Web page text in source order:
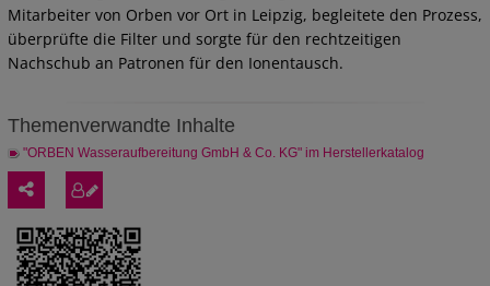
Mitarbeiter von Orben vor Ort in Leipzig, begleitete den Prozess,
überprüfte die Filter und sorgte für den rechtzeitigen
Nachschub an Patronen für den Ionentausch.
Themenverwandte Inhalte
"ORBEN Wasseraufbereitung GmbH & Co. KG" im Herstellerkatalog